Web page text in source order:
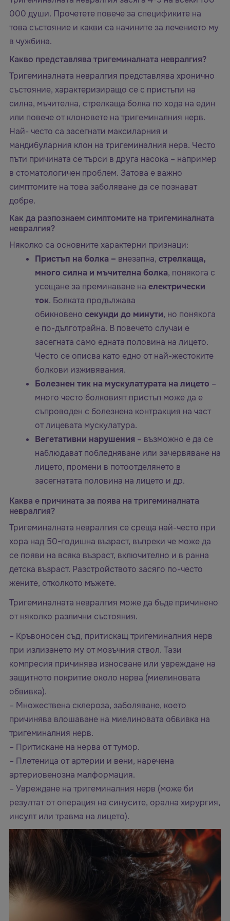
000 души. Прочетете повече за спецификите на
това състояние и какви са начините за лечението му
в чужбина.
Какво представлява тригеминалната невралгия?
Тригеминалната невралгия представлява хронично
състояние, характеризиращо се с пристъпи на
силна, мъчителна, стрелкаща болка по хода на един
или повече от клоновете на тригеминалния нерв.
Най- често са засегнати максиларния и
мандибуларния клон на тригеминалния нерв. Често
пъти причината се търси в друга насока – например
в стоматологичен проблем. Затова е важно
симптомите на това заболяване да се познават
добре.
Как да разпознаем симптомите на тригеминалната
невралгия?
Няколко са основните характерни признаци:
Пристъп на болка – внезапна, стрелкаща,
много силна и мъчителна болка, понякога с
усещане за преминаване на електрически
ток. Болката продължава
обикновено секунди до минути, но понякога
е по-дълготрайна. В повечето случаи е
засегната само едната половина на лицето.
Често се описва като едно от най-жестоките
болкови изживявания.
Болезнен тик на мускулатурата на лицето –
много често болковият пристъп може да е
съпроводен с болезнена контракция на част
от лицевата мускулатура.
Вегетативни нарушения – възможно е да се
наблюдават побледняване или зачервяване на
лицето, промени в потоотделянето в
засегнатата половина на лицето и др.
Каква е причината за поява на тригеминалната
невралгия?
Тригеминалната невралгия се среща най-често при
хора над 50-годишна възраст, въпреки че може да
се появи на всяка възраст, включително и в ранна
детска възраст. Разстройството засяго по-често
жените, отколкото мъжете.
Тригеминалната невралгия може да бъде причинено
от няколко различни състояния.
– Кръвоносен съд, притискащ тригеминалния нерв
при излизането му от мозъчния ствол. Тази
компресия причинява износване или увреждане на
защитното покритие около нерва (миелиновата
обвивка).
– Множествена склероза, заболяване, което
причинява влошаване на миелиновата обвивка на
тригеминалния нерв.
– Притискане на нерва от тумор.
– Плетеница от артерии и вени, наречена
артериовенозна малформация.
– Увреждане на тригеминалния нерв (може би
резултат от операция на синусите, орална хирургия,
инсулт или травма на лицето).